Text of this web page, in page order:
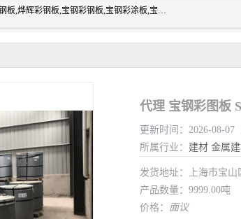
上海志辰实业有限公司主要经销:上海宝钢彩钢卷（宝钢总厂）台湾氟碳彩钢板,烨辉彩钢板,宝钢彩钢板,宝钢彩涂板,宝钢彩钢卷,马钢彩钢板,马钢彩钢卷,镀铝锌钢板,PVDF彩钢板,台湾烨辉彩钢板,高耐候彩钢板,硅改性彩钢板,规格齐全。
代理 宝钢彩图板
更新时间：2026-08-
所属行业： 建材 金属
发货地址：上海市宝山
产品数量：9999.00吨
价格： 面议